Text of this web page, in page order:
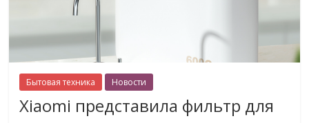
Бытовая техника Новости
Xiaomi представила фильтр для